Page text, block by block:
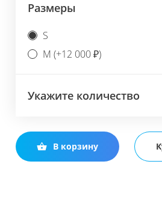
Размеры
S
M (+12 000 ₽)
Укажите количество
В корзину